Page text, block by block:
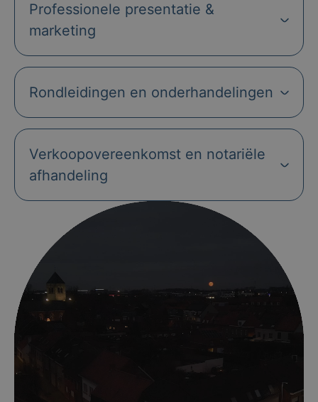
Professionele presentatie &
marketing
Rondleidingen en onderhandelingen
Verkoopovereenkomst en notariële
afhandeling